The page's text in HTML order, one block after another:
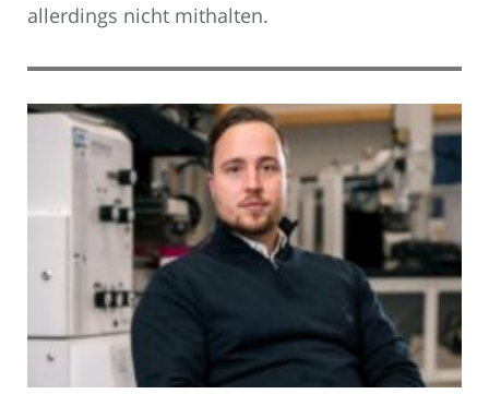
allerdings nicht mithalten.